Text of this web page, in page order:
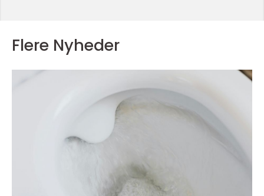
Flere Nyheder